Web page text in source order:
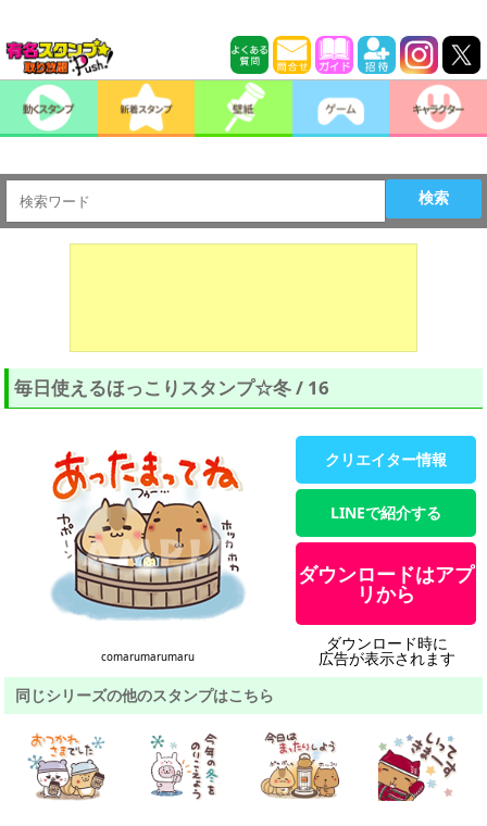
検索
毎日使えるほっこりスタンプ☆冬 / 16
comarumarumaru
クリエイター情報
LINEで紹介する
ダウンロードはアプ
リから
ダウンロード時に
広告が表示されます
同じシリーズの他のスタンプはこちら